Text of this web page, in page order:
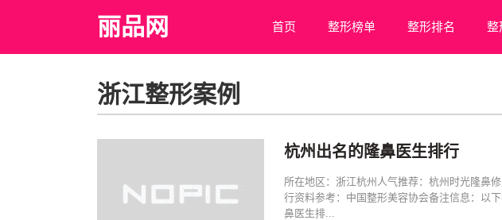
丽品网 首页 整形榜单 整形排名 整
浙江整形案例
杭州出名的隆鼻医生排行
所在地区：浙江杭州人气推荐：杭州时光隆鼻
行资料参考：中国整形美容协会备注信息：以
鼻医生排...